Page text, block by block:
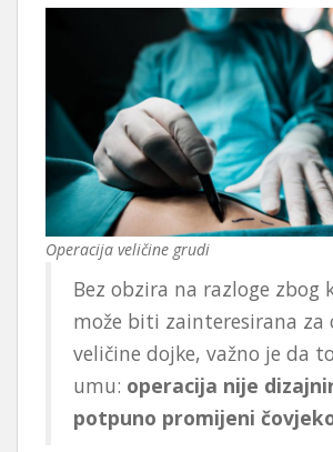
Operacija veličine grudi
Bez obzira na razloge zbog
može biti zainteresirana za
veličine dojke, važno je da
umu: operacija nije
potpuno promijeni